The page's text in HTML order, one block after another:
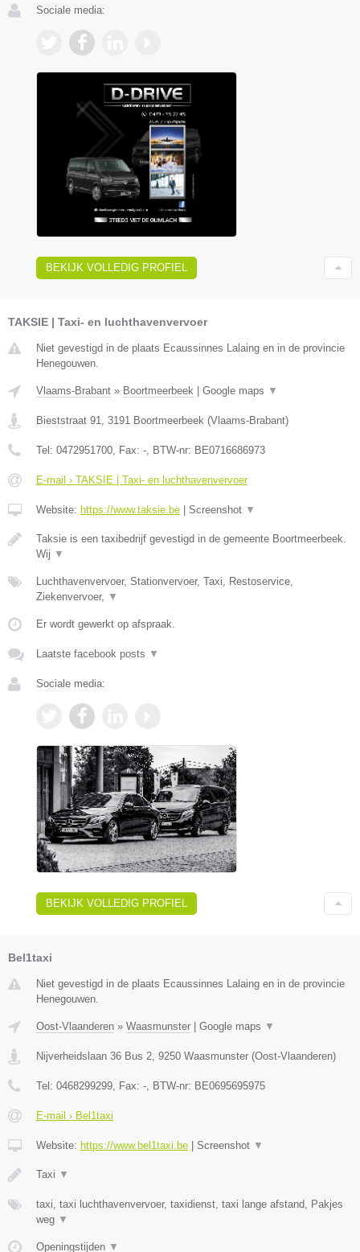
Sociale media:
BEKIJK VOLLEDIG PROFIEL
TAKSIE | Taxi- en luchthavenvervoer
Niet gevestigd in de plaats Ecaussinnes Lalaing en in de provincie
Henegouwen.
Vlaams-Brabant » Boortmeerbeek | Google maps ▼
Bieststraat 91 3191 Boortmeerbeek (Vlaams-Brabant)
Tel: 0472951700 , Fax: - , BTW-nr: BE0716686973
E-mail › TAKSIE | Taxi- en luchthavenvervoer
Website: https://www.taksie.be | Screenshot ▼
Taksie is een taxibedrijf gevestigd in de gemeente Boortmeerbeek.
Wij ▼
Luchthavenvervoer, Stationvervoer, Taxi, Restoservice,
Ziekenvervoer,
▼
Er wordt gewerkt op afspraak.
Laatste facebook posts ▼
Sociale media:
BEKIJK VOLLEDIG PROFIEL
Bel1taxi
Niet gevestigd in de plaats Ecaussinnes Lalaing en in de provincie
Henegouwen.
Oost-Vlaanderen » Waasmunster Google maps ▼
Nijverheidslaan 36 Bus 2, 9250 Waasmunster (Oost-Vlaanderen)
Tel: 0468299299, Fax: -, BTW-nr: BE0695695975
E-mail › Bel1taxi
Website: https://www.bel1taxi.be Screenshot ▼
Taxi ▼
taxi, taxi luchthavenvervoer, taxidienst, taxi lange afstand, Pakjes
weg ▼
Openingstijden ▼